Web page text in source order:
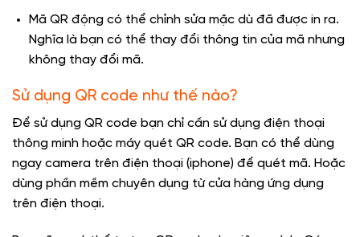
Mã QR động có thể chỉnh sửa mặc dù đã được in ra.
Nghĩa là bạn có thể thay đổi thông tin của mã nhưng
không thay đổi mã.
Sử dụng QR code như thế nào?
Để sử dụng QR code bạn chỉ cần sử dụng điện thoại
thông minh hoặc máy quét QR code. Bạn có thể dùng
ngay camera trên điện thoại (iphone) để quét mã. Hoặc
dùng phần mềm chuyên dụng từ cửa hàng ứng dụng
trên điện thoại.